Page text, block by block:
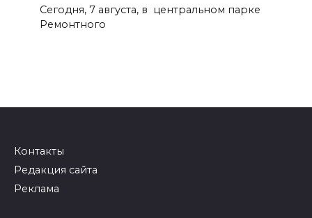
Сегодня, 7 августа, в центральном парке
Ремонтного
Контакты
Редакция сайта
Реклама